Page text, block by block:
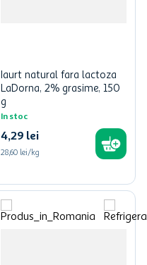
Iaurt natural fara lactoza
LaDorna, 2% grasime, 150
g
In stoc
4,29 lei
28,60 lei/kg